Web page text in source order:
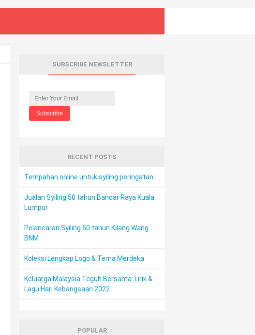
SUBSCRIBE NEWSLETTER
RECENT POSTS
Tempahan online untuk syiling peringatan
Jualan Syiling 50 tahun Bandar Raya Kuala
Lumpur
Pelancaran Syiling 50 tahun Kilang Wang
BNM
Koleksi Lengkap Logo & Tema Merdeka
Keluarga Malaysia Teguh Bersama: Lirik &
Lagu Hari Kebangsaan 2022
POPULAR